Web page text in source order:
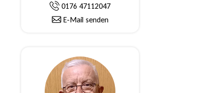
0176 47112047
E-Mail senden